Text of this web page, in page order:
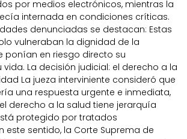
por medios electrónicos, mientras la
internada en condiciones críticas.
denunciadas se destacan: Estas
vulneraban la dignidad de la
ponían en riesgo directo su
La decisión judicial: el derecho a la
La jueza interviniente consideró que
una respuesta urgente e inmediata,
derecho a la salud tiene jerarquía
protegido por tratados
este sentido, la Corte Suprema de